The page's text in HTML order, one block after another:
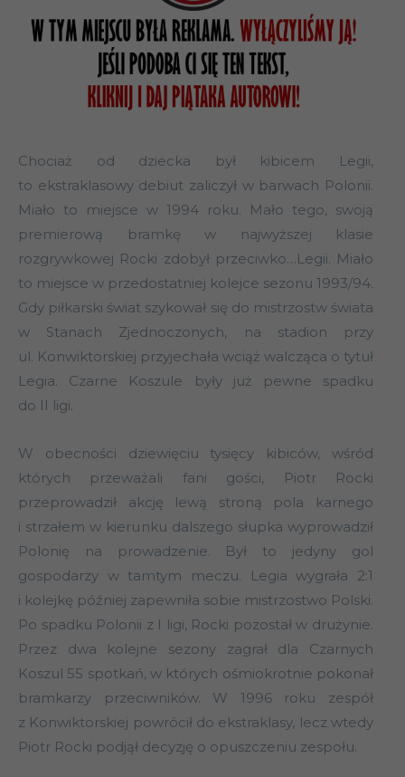
Chociaż od dziecka był kibicem Legii,
to ekstraklasowy debiut zaliczył w barwach Polonii.
Miało to miejsce w 1994 roku. Mało tego, swoją
premierową bramkę w najwyższej klasie
rozgrywkowej Rocki zdobył przeciwko…Legii. Miało
to miejsce w przedostatniej kolejce sezonu 1993/94.
Gdy piłkarski świat szykował się do mistrzostw świata
w Stanach Zjednoczonych, na stadion przy
ul. Konwiktorskiej przyjechała wciąż walcząca o tytuł
Legia. Czarne Koszule były już pewne spadku
do II ligi.
W obecności dziewięciu tysięcy kibiców, wśród
których przeważali fani gości, Piotr Rocki
przeprowadził akcję lewą stroną pola karnego
i strzałem w kierunku dalszego słupka wyprowadził
Polonię na prowadzenie. Był to jedyny gol
gospodarzy w tamtym meczu. Legia wygrała 2:1
i kolejkę później zapewniła sobie mistrzostwo Polski.
Po spadku Polonii z I ligi, Rocki pozostał w drużynie.
Przez dwa kolejne sezony zagrał dla Czarnych
Koszul 55 spotkań, w których ośmiokrotnie pokonał
bramkarzy przeciwników. W 1996 roku zespół
z Konwiktorskiej powrócił do ekstraklasy, lecz wtedy
Piotr Rocki podjął decyzję o opuszczeniu zespołu.